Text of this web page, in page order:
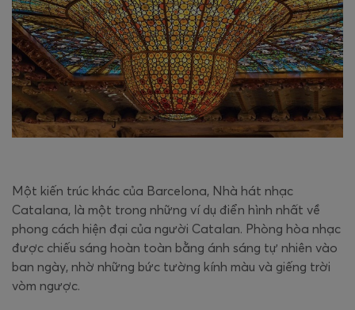
Một kiến trúc khác của Barcelona, Nhà hát nhạc
Catalana, là một trong những ví dụ điển hình nhất về
phong cách hiện đại của người Catalan. Phòng hòa nhạc
được chiếu sáng hoàn toàn bằng ánh sáng tự nhiên vào
ban ngày, nhờ những bức tường kính màu và giếng trời
vòm ngược.